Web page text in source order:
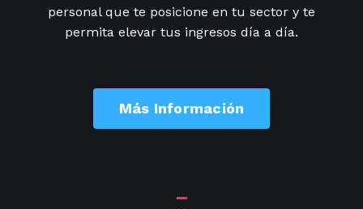
personal que te posicione en tu sector y te
permita elevar tus ingresos día a día.
Más Información